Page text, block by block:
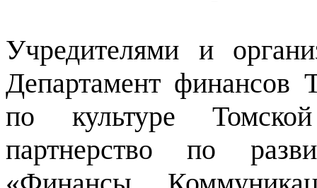
Учредителями и
Департамент финансов
по культуре
партнерство по